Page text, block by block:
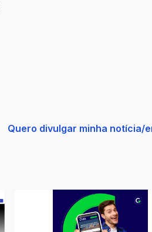
Quero divulgar minha notícia/